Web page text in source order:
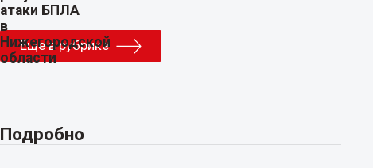
Еще в рубрике
Подробно